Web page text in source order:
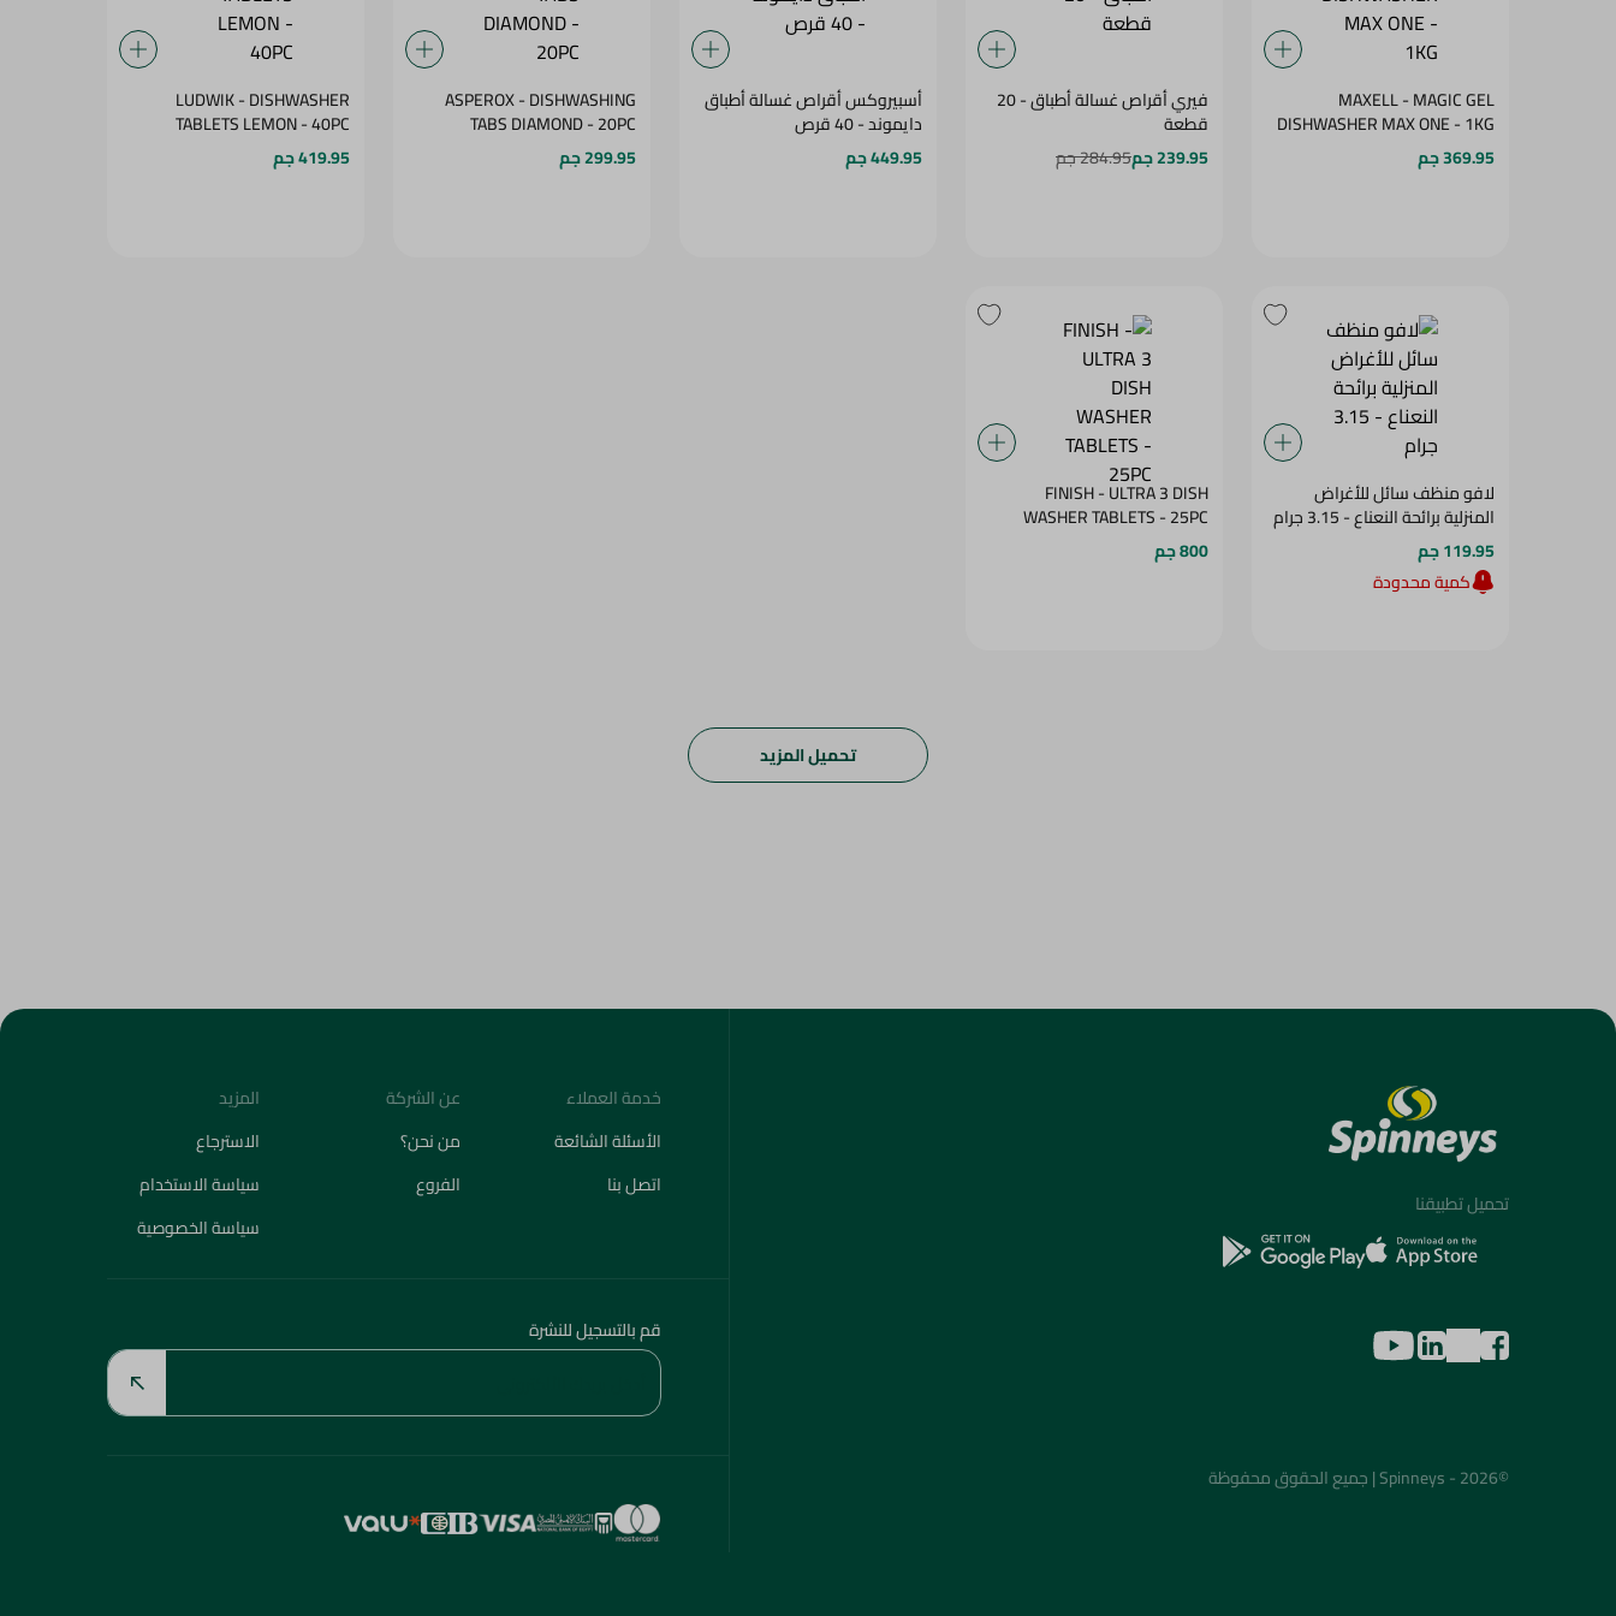
MAXELL - MAGIC GEL
DISHWASHER MAX ONE - 1KG
369.95 جم
فيري أقراص غسالة أطباق - 20
قطعة
239.95 جم
284.95 جم
أسبيروكس أقراص غسالة أطباق
دايموند - 40 قرص
449.95 جم
ASPEROX - DISHWASHING
TABS DIAMOND - 20PC
299.95 جم
LUDWIK - DISHWASHER
TABLETS LEMON - 40PC
419.95 جم
لافو منظف سائل للأغراض
المنزلية برائحة النعناع - 3.15 جرام
119.95 جم
كمية محدودة
FINISH - ULTRA 3 DISH
WASHER TABLETS - 25PC
800 جم
تحميل المزيد
تحميل تطبيقنا
©2026 - Spinneys | جميع الحقوق محفوظة
خدمة العملاء
الأسئلة الشائعة
اتصل بنا
عن الشركة
من نحن؟
الفروع
المزيد
الاسترجاع
سياسة الاستخدام
سياسة الخصوصية
قم بالتسجيل للنشرة